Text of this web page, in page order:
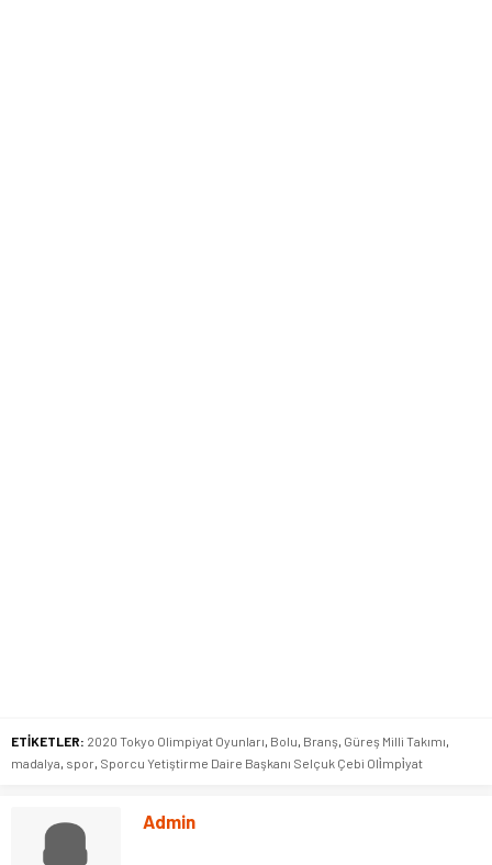
ETİKETLER: 2020 Tokyo Olimpiyat Oyunları, Bolu, Branş, Güreş Milli Takımı,
madalya, spor, Sporcu Yetiştirme Daire Başkanı Selçuk Çebi Oli̇mpi̇yat
Admin